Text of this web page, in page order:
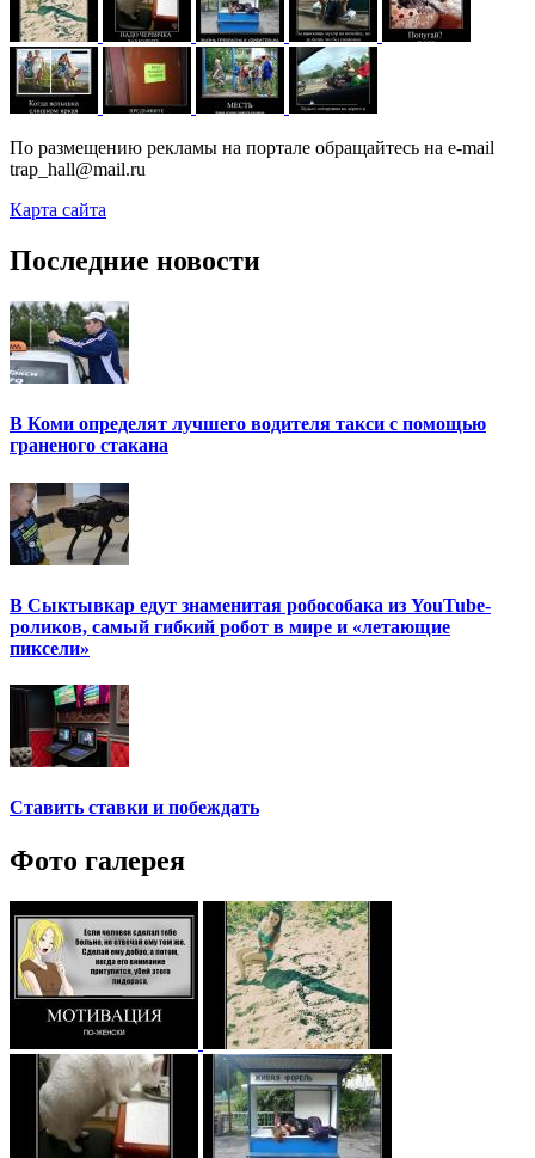
По размещению рекламы на портале обращайтесь на e-mail
trap_hall@mail.ru
Карта сайта
Последние новости
В Коми определят лучшего водителя такси с помощью
граненого стакана
В Сыктывкар едут знаменитая робособака из YouTube-
роликов, самый гибкий робот в мире и «летающие
пиксели»
Ставить ставки и побеждать
Фото галерея